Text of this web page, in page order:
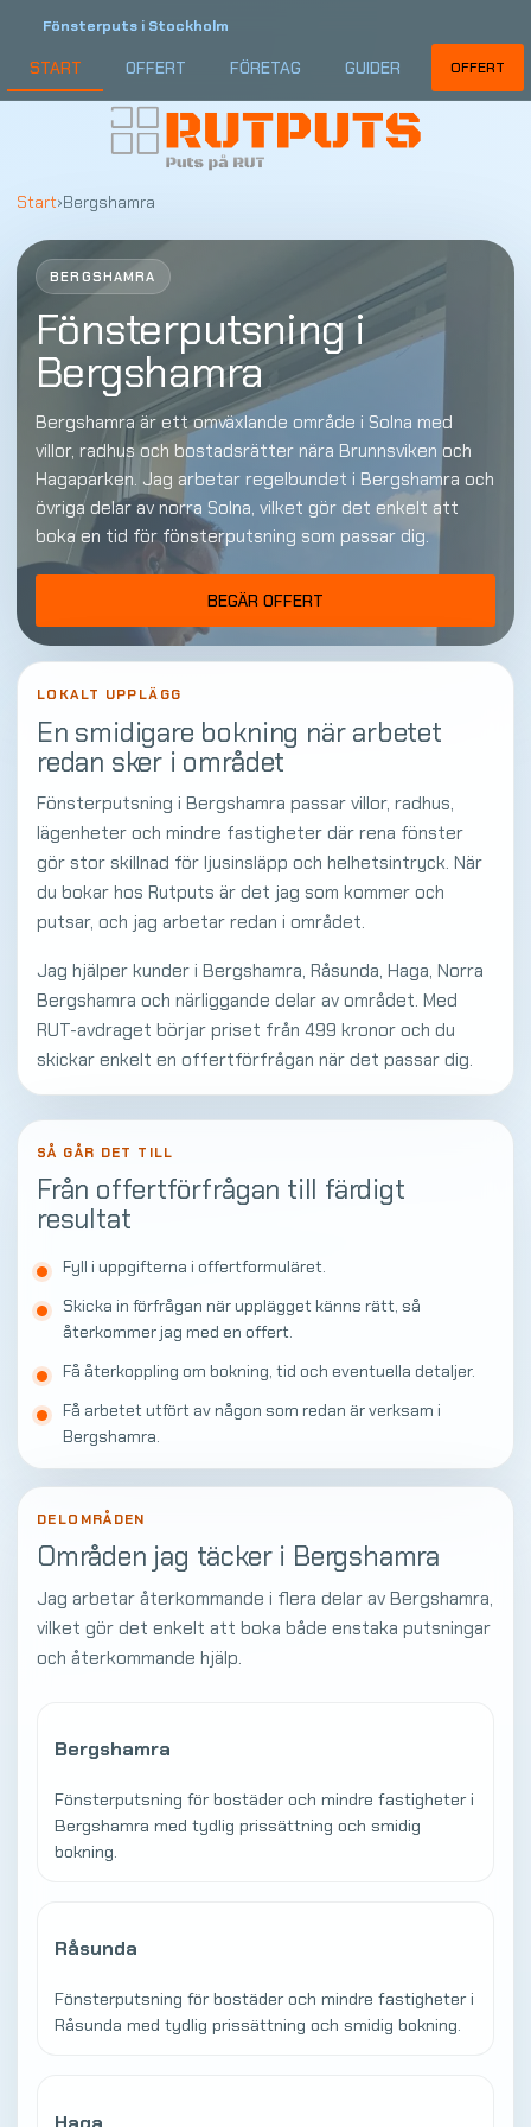
Fönsterputs i Stockholm
START OFFERT FÖRETAG GUIDER OFFERT
Start›Bergshamra
BERGSHAMRA
Fönsterputsning i
Bergshamra
Bergshamra är ett omväxlande område i Solna med
villor, radhus och bostadsrätter nära Brunnsviken och
Hagaparken. Jag arbetar regelbundet i Bergshamra och
övriga delar av norra Solna, vilket gör det enkelt att
boka en tid för fönsterputsning som passar dig.
BEGÄR OFFERT
LOKALT UPPLÄGG
En smidigare bokning när arbetet
redan sker i området
Fönsterputsning i Bergshamra passar villor, radhus,
lägenheter och mindre fastigheter där rena fönster
gör stor skillnad för ljusinsläpp och helhetsintryck. När
du bokar hos Rutputs är det jag som kommer och
putsar, och jag arbetar redan i området.
Jag hjälper kunder i Bergshamra, Råsunda, Haga, Norra
Bergshamra och närliggande delar av området. Med
RUT-avdraget börjar priset från 499 kronor och du
skickar enkelt en offertförfrågan när det passar dig.
SÅ GÅR DET TILL
Från offertförfrågan till färdigt
resultat
Fyll i uppgifterna i offertformuläret.
Skicka in förfrågan när upplägget känns rätt, så
återkommer jag med en offert.
Få återkoppling om bokning, tid och eventuella detaljer.
Få arbetet utfört av någon som redan är verksam i
Bergshamra.
DELOMRÅDEN
Områden jag täcker i Bergshamra
Jag arbetar återkommande i flera delar av Bergshamra,
vilket gör det enkelt att boka både enstaka putsningar
och återkommande hjälp.
Bergshamra
Fönsterputsning för bostäder och mindre fastigheter i
Bergshamra med tydlig prissättning och smidig
bokning.
Råsunda
Fönsterputsning för bostäder och mindre fastigheter i
Råsunda med tydlig prissättning och smidig bokning.